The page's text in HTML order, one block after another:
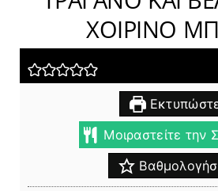
ΧΟΙΡΙΝΟ
Μοιραστείτε την